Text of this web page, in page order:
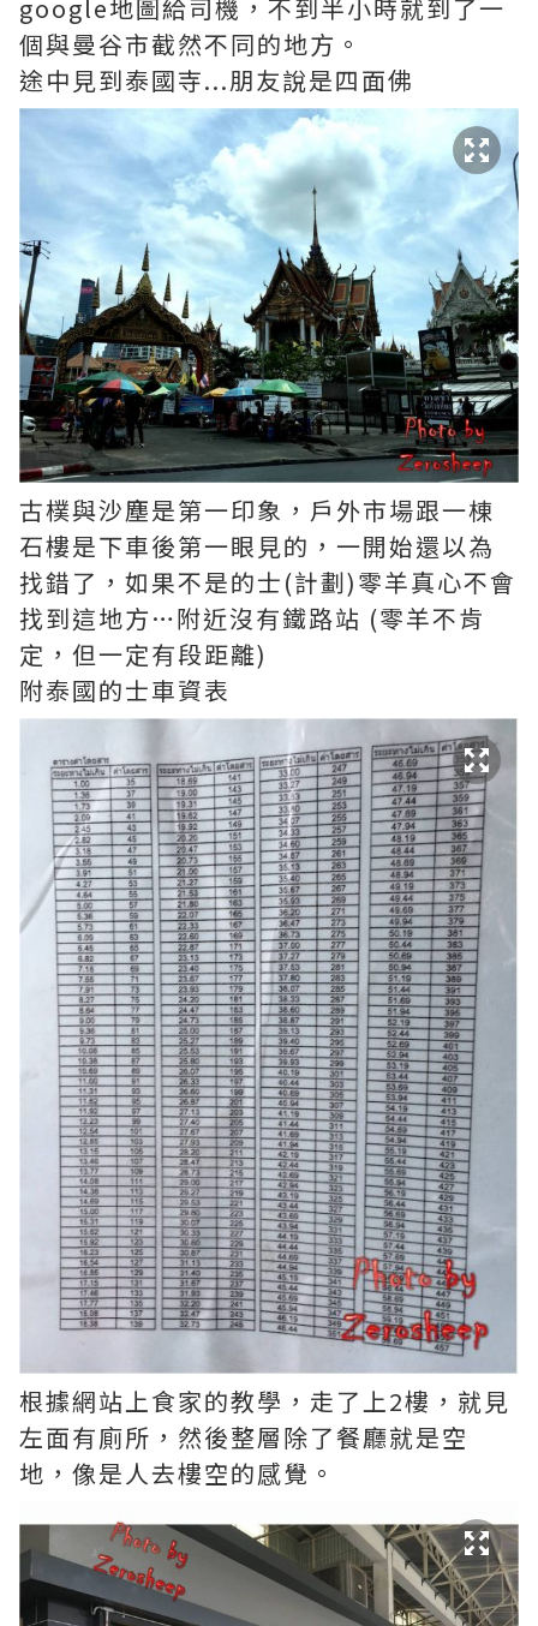
google地圖給司機，不到半小時就到了一
個與曼谷市截然不同的地方。
途中見到泰國寺...朋友說是四面佛
古樸與沙塵是第一印象，戶外市場跟一棟
石樓是下車後第一眼見的，一開始還以為
找錯了，如果不是的士(計劃)零羊真心不會
找到這地方…附近沒有鐵路站 (零羊不肯
定，但一定有段距離)
附泰國的士車資表
根據網站上食家的教學，走了上2樓，就見
左面有廁所，然後整層除了餐廳就是空
地，像是人去樓空的感覺。